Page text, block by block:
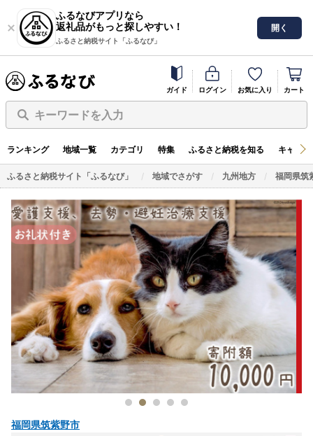
ふるなびアプリなら
返礼品がもっと探しやすい！
ふるさと納税サイト「ふるなび」
開く
ガイド ログイン お気に入り カート
キーワードを入力
ランキング 地域一覧 カテゴリ 特集 ふるさと納税を知る キャン
ふるさと納税サイト「ふるなび」 地域でさがす 九州地方 福岡県筑
福岡県筑紫野市